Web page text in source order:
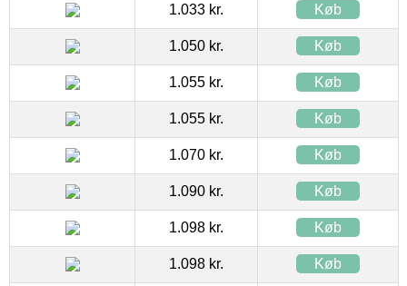
1.033 kr. Køb
1.050 kr. Køb
1.055 kr. Køb
1.055 kr. Køb
1.070 kr. Køb
1.090 kr. Køb
1.098 kr. Køb
1.098 kr. Køb